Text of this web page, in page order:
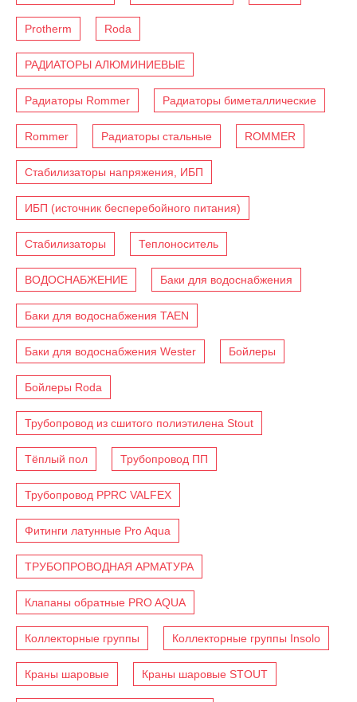
Protherm Roda
РАДИАТОРЫ АЛЮМИНИЕВЫЕ
Радиаторы Rommer Радиаторы биметаллические
Rommer Радиаторы стальные ROMMER
Стабилизаторы напряжения, ИБП
ИБП (источник бесперебойного питания)
Стабилизаторы Теплоноситель
ВОДОСНАБЖЕНИЕ Баки для водоснабжения
Баки для водоснабжения TAEN
Баки для водоснабжения Wester Бойлеры
Бойлеры Roda
Трубопровод из сшитого полиэтилена Stout
Тёплый пол Трубопровод ПП
Трубопровод PPRC VALFEX
Фитинги латунные Pro Aqua
ТРУБОПРОВОДНАЯ АРМАТУРА
Клапаны обратные PRO AQUA
Коллекторные группы Коллекторные группы Insolo
Краны шаровые Краны шаровые STOUT